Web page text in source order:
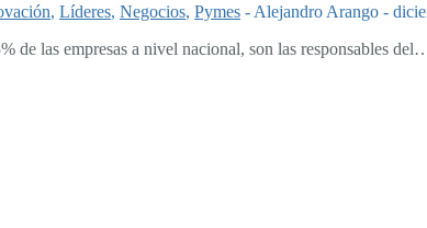
, Líderes, Negocios, Pymes - Alejandro Arango -
de las empresas a nivel nacional, son las responsables